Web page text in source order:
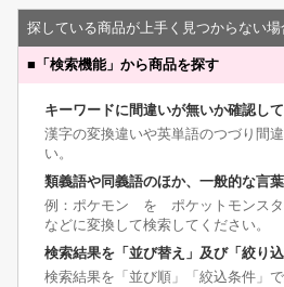
探している商品が上手く見つからない場
■ 「検索機能」から商品を探す
キーワードに間違いが無いか確認し
漢字の変換違いや英単語のつづり間
い。
類義語や同義語のほか、一般的な言
例：ポケモン を ポケットモンスタ
などに変換して検索してください。
検索結果を「並び替え」及び「絞り
検索結果を「並び順」「絞込条件」